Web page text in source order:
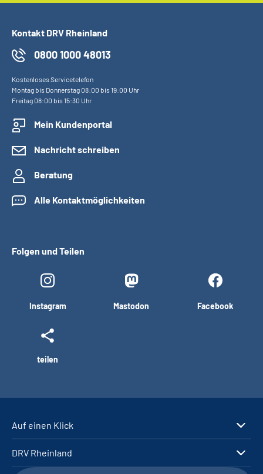
Kontakt DRV Rheinland
0800 1000 48013
Kostenloses Servicetelefon
Montag bis Donnerstag 08:00 bis 19:00 Uhr
Freitag 08:00 bis 15:30 Uhr
Mein Kundenportal
Nachricht schreiben
Beratung
Alle Kontaktmöglichkeiten
Folgen und Teilen
Instagram Mastodon Facebook
teilen
Auf einen Klick
DRV Rheinland